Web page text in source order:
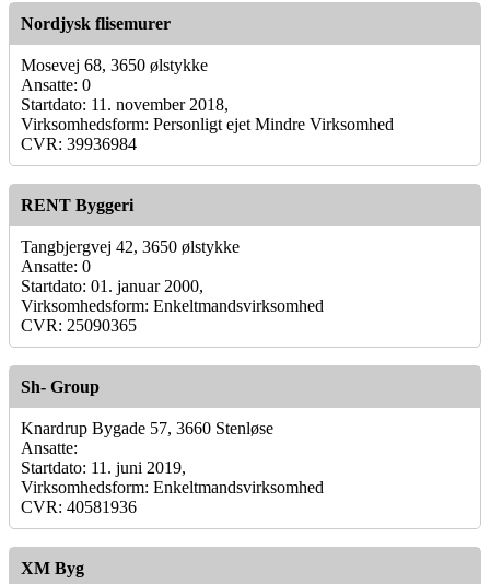
Nordjysk flisemurer
Mosevej 68, 3650 ølstykke
Ansatte: 0
Startdato: 11. november 2018,
Virksomhedsform: Personligt ejet Mindre Virksomhed
CVR: 39936984
RENT Byggeri
Tangbjergvej 42, 3650 ølstykke
Ansatte: 0
Startdato: 01. januar 2000,
Virksomhedsform: Enkeltmandsvirksomhed
CVR: 25090365
Sh- Group
Knardrup Bygade 57, 3660 Stenløse
Ansatte:
Startdato: 11. juni 2019,
Virksomhedsform: Enkeltmandsvirksomhed
CVR: 40581936
XM Byg